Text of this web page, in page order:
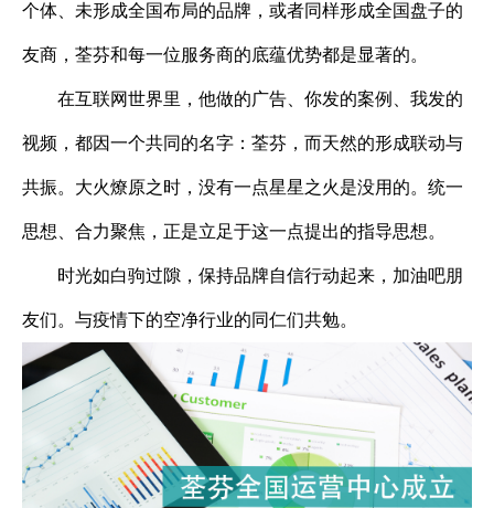
个体、未形成全国布局的品牌，或者同样形成全国盘子的
友商，荃芬和每一位服务商的底蕴优势都是显著的。
在互联网世界里，他做的广告、你发的案例、我发的
视频，都因一个共同的名字：荃芬，而天然的形成联动与
共振。大火燎原之时，没有一点星星之火是没用的。统一
思想、合力聚焦，正是立足于这一点提出的指导思想。
时光如白驹过隙，保持品牌自信行动起来，加油吧朋
友们。与疫情下的空净行业的同仁们共勉。